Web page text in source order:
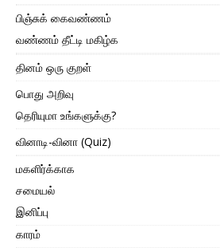
பிஞ்சுக் கைவண்ணம்
வண்ணம் தீட்டி மகிழ்க
தினம் ஒரு குறள்
பொது அறிவு
தெரியுமா உங்களுக்கு?
வினாடி-வினா (Quiz)
மகளிர்க்காக
சமையல்
இனிப்பு
காரம்